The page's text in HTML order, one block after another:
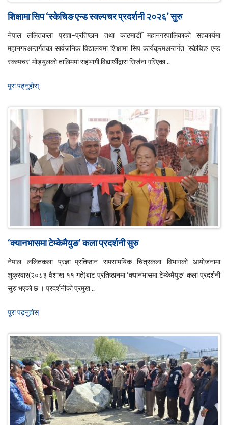
शिक्षामा सिप ‘स्केचिङ एन्ड स्क्ल्पचर प्रदर्शनी २०२६’ सुरु
नेपाल ललितकला प्रज्ञा–प्रतिष्ठान तथा काठमाडौँ महानगरपालिकाको सहकार्यमा
महानगरअन्तर्गतका सार्वजनिक विद्यालयमा शिक्षामा सिप कार्यक्रमअन्तर्गत ‘स्केचिङ एन्ड
स्क्ल्पचर’ मोड्युलको तालिममा सहभागी विद्यार्थीद्वारा सिर्जना गरिएका ..
पूरा पढ्नुहाेस्
‘क्यानभासमा टेम्केमैयुङ’ कला प्रदर्शनी सुरु
नेपाल ललितकला प्रज्ञा–प्रतिष्ठान समसामयिक चित्रकला विभागको आयोजनामा
शुक्रवार(२०८३ वैशाख ११ गते)बाट प्रतिष्ठानमा ‘क्यानभासमा टेम्केमैयुङ’ कला प्रदर्शनी
सुरु भएको छ । प्रदर्शनीको प्रमुख ..
पूरा पढ्नुहाेस्